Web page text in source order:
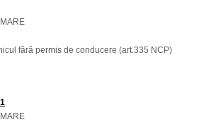
fără permis de conducere (art.335 NCP)